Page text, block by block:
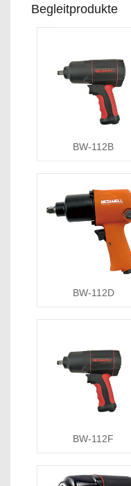
Begleitprodukte
BW-112B
BW-112D
BW-112F